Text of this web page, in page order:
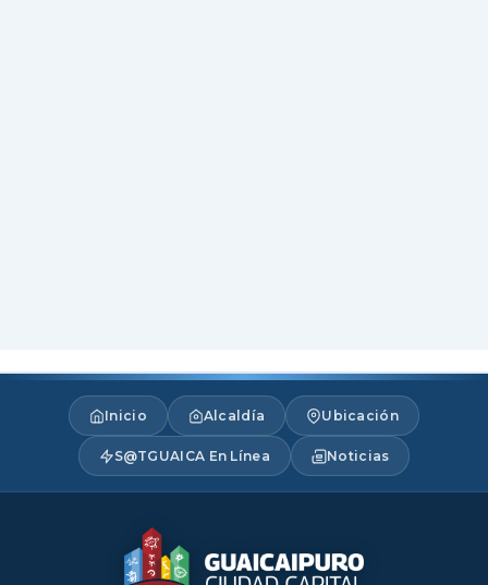
Inicio Alcaldía Ubicación
S@TGUAICA En Línea Noticias